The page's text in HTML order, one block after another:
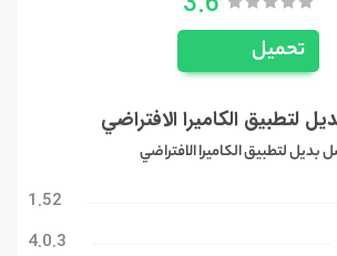
تحميل
لتطبيق الكاميرا الافتراضي
بديل لتطبيق الكاميرا الافتراضي
1.52
4.0.3